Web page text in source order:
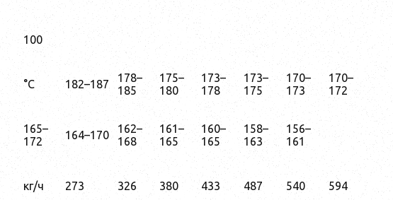
100
°C 182–187
178–
185
175–
180
173–
178
173–
175
170–
173
170–
172
165–
172
164–170
162–
168
161–
165
160–
165
158–
163
156–
161
кг/ч 273 326 380 433 487 540 594